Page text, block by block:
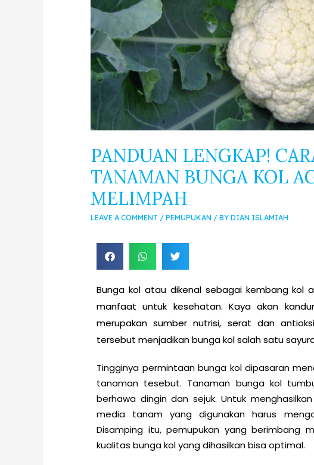
PANDUAN LENGKAP!
TANAMAN BUNGA KOL
MELIMPAH
LEAVE A COMMENT /PEMUPUKAN / BYDIAN ISLAMIAH
Bunga kol atau dikenal sebagai kembang kol
manfaat untuk kesehatan. Kaya akan
merupakan sumber nutrisi, serat dan
tersebut menjadikan bunga kol salah satu
Tingginya permintaan bunga kol dipasaran
tanaman tesebut. Tanaman bunga kol
berhawa dingin dan sejuk. Untuk
media tanam yang digunakan harus
Disamping itu, pemupukan yang berimbang
kualitas bunga kol yang dihasilkan bisa optimal.